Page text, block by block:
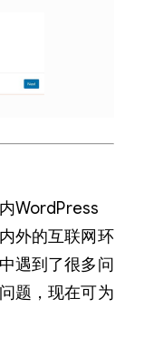
WordPress
外的互联网环
遇到了很多问
题，现在可为